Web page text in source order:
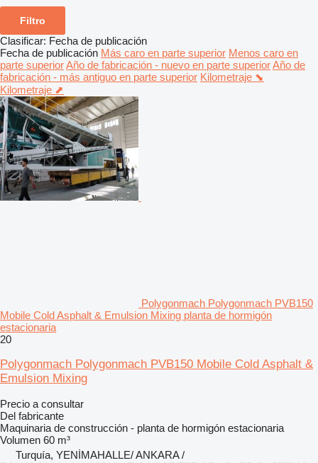
Filtro
Clasificar: Fecha de publicación
Fecha de publicación Más caro en parte superior Menos caro en
parte superiorAño de fabricación - nuevo en parte superiorAño de
fabricación - más antiguo en parte superior Kilometraje ⬊
Kilometraje ⬈
Polygonmach Polygonmach PVB150
Mobile Cold Asphalt & Emulsion Mixing planta de hormigón
estacionaria
20
Polygonmach Polygonmach PVB150 Mobile Cold Asphalt &
Emulsion Mixing
Precio a consultar
Del fabricante
Maquinaria de construcción - planta de hormigón estacionaria
Volumen 60 m³
Turquía, YENİMAHALLE/ ANKARA /